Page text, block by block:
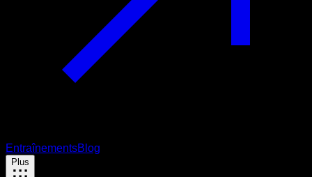
EntraînementsBlog
Plus